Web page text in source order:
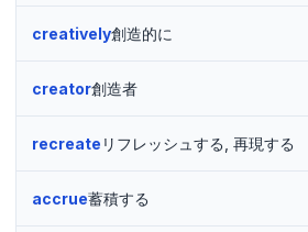
creatively創造的に
creator創造者
recreate リフレッシュする, 再現する
accrue蓄積する